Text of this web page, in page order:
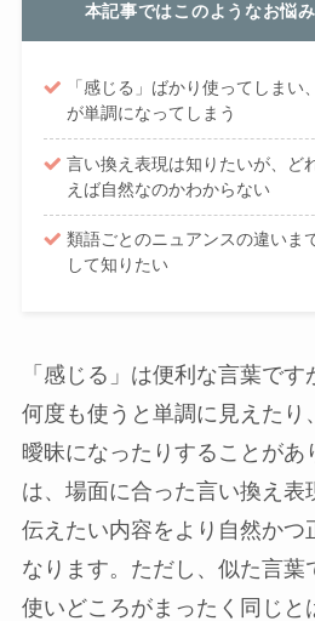
本記事ではこのようなお悩
「感じる」ばかり使ってしまい
が単調になってしまう
言い換え表現は知りたいが、ど
えば自然なのかわからない
類語ごとのニュアンスの違いま
して知りたい
「感じる」は便利な言葉で
何度も使うと単調に見えたり
曖昧になったりすることがあ
は、場面に合った言い換え表
伝えたい内容をより自然かつ
なります。ただし、似た言葉
使いどころがまったく同じと